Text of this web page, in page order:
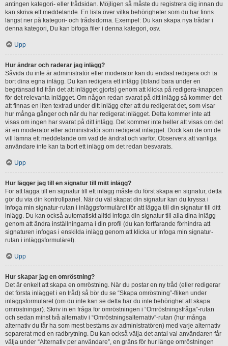
antingen kategori- eller trådsidan. Möjligen så måste du registrera dig innan du
kan skriva ett meddelande. En lista över vilka behörigheter som du har finns
längst ner på kategori- och trådsidorna. Exempel: Du kan skapa nya trådar i
denna kategori, Du kan bifoga filer i denna kategori, osv.
Upp
Hur ändrar och raderar jag inlägg?
Såvida du inte är administratör eller moderator kan du endast redigera och ta
bort dina egna inlägg. Du kan redigera ett inlägg (ibland bara under en
begränsad tid från det att inlägget gjorts) genom att klicka på redigera-knappen
för det relevanta inlägget. Om någon redan svarat på ditt inlägg så kommer det
att finnas en liten textrad under ditt inlägg efter att du redigerat det, som visar
hur många gånger och när du har redigerat inlägget. Detta kommer inte att
visas om ingen har svarat på ditt inlägg. Det kommer inte heller att visas om det
är en moderator eller administratör som redigerat inlägget. Dock kan de om de
vill lämna ett meddelande om vad de ändrat och varför. Observera att vanliga
användare inte kan ta bort ett inlägg om det redan besvarats.
Upp
Hur lägger jag till en signatur till mitt inlägg?
För att lägga till en signatur till ett inlägg måste du först skapa en signatur, detta
gör du via din kontrollpanel. När du väl skapat din signatur kan du kryssa i
Infoga min signatur-rutan i inläggsformuläret för att lägga till din signatur till ditt
inlägg. Du kan också automatiskt alltid infoga din signatur till alla dina inlägg
genom att ändra inställningarna i din profil (du kan fortfarande förhindra att
signaturen infogas i enskilda inlägg genom att klicka ur Infoga min signatur-
rutan i inläggsformuläret).
Upp
Hur skapar jag en omröstning?
Det är enkelt att skapa en omröstning. När du postar en ny tråd (eller redigerar
det första inlägget i en tråd) så bör du se “Skapa omröstning”-fliken under
inläggsformuläret (om du inte kan se detta har du inte behörighet att skapa
omröstningar). Skriv in en fråga för omröstningen i “Omröstningsfråga”-rutan
och sedan minst två alternativ i “Omröstningsalternativ”-rutan (hur många
alternativ du får ha som mest bestäms av administratören) med varje alternativ
separerat med en radbrytning. Du kan också välja det antal val användaren får
välja under “Alternativ per användare”, en gräns för hur länge omröstningen